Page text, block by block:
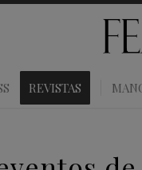
REVISTAS